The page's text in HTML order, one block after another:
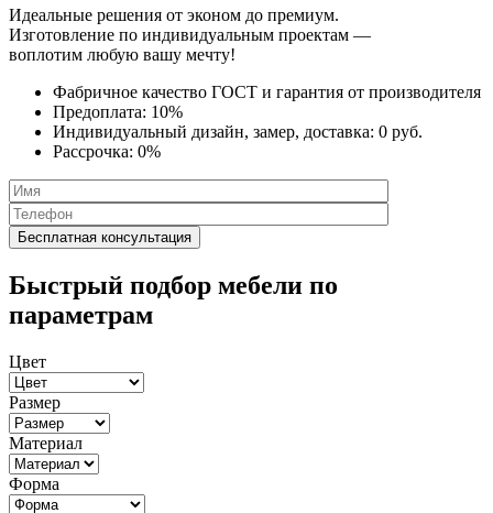
Идеальные решения от эконом до премиум.
Изготовление по индивидуальным проектам —
воплотим любую вашу мечту!
Фабричное качество ГОСТ и гарантия от производителя
Предоплата: 10%
Индивидуальный дизайн, замер, доставка: 0 руб.
Рассрочка: 0%
Быстрый подбор мебели по
параметрам
Цвет
Размер
Материал
Форма